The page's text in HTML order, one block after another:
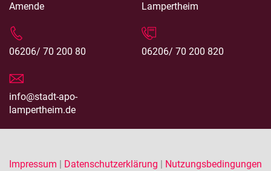
Amende
Lampertheim
06206/ 70 200 80 06206/ 70 200 820
info@stadt-apo-
lampertheim.de
Impressum Datenschutzerklärung
Nutzungsbedingungen